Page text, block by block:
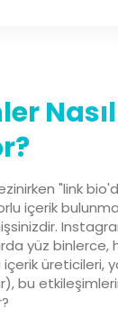
"link
içerik
yüz binlerce,
üreticileri,
bu